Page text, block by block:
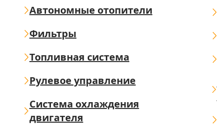
Автономные отопители
Фильтры
Топливная система
Рулевое управление
Система охлаждения
двигателя